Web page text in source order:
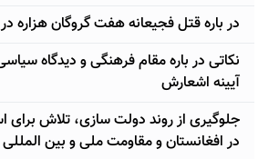
در باره قتل فجیعانه هفت گروگان هزاره
نکاتی در باره مقام فرهنگی و دیدگاه
آیینه اشعارش
جلوگیری از روند دولت سازی، تلاش برای
در افغانستان و مقاومت ملی و بین المللی